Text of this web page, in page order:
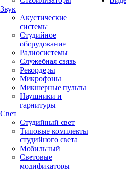
Звук
Акустические
системы
Студийное
оборудование
Радиосистемы
Служебная связь
Рекордеры
Микрофоны
Микшерные пульты
Наушники и
гарнитуры
Свет
Студийный свет
Типовые комплекты
студийного света
Мобильный
Световые
модификаторы